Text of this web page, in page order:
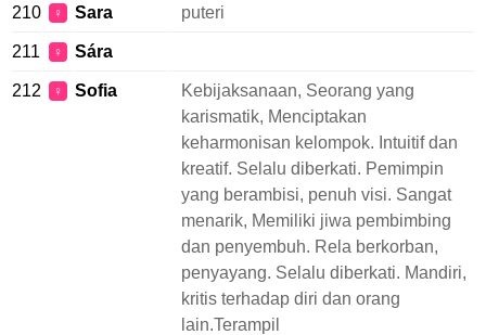
210 ♀ Sara puteri
211 ♀ Sára
212 ♀ Sofia
Kebijaksanaan, Seorang yang
karismatik, Menciptakan
keharmonisan kelompok. Intuitif dan
kreatif. Selalu diberkati. Pemimpin
yang berambisi, penuh visi. Sangat
menarik, Memiliki jiwa pembimbing
dan penyembuh. Rela berkorban,
penyayang. Selalu diberkati. Mandiri,
kritis terhadap diri dan orang
lain.Terampil